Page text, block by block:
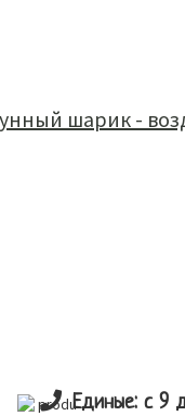
Единые: с 9